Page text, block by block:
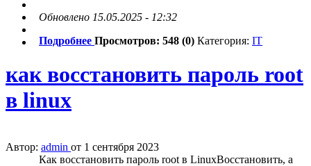
Обновлено 15.05.2025 - 12:32
Подробнее Просмотров: 548 (0) Категория: IT
как восстановить пароль root
в linux
Автор: admin от 1 сентября 2023
Как восстановить пароль root в LinuxВосстановить, а